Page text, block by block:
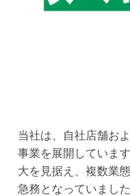
当社は、自社店舗お
事業を展開していま
大を見据え、複数業
急務となっていまし